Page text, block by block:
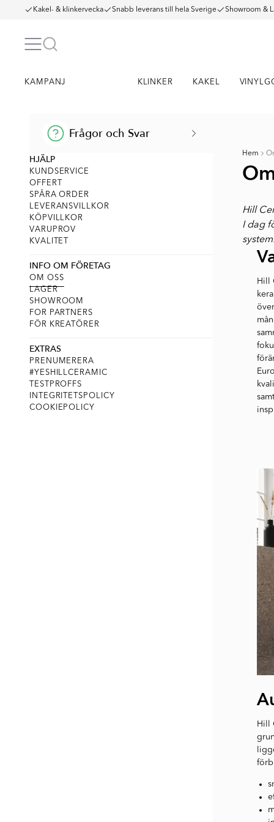
Kakel- & klinkervecka Snabb leverans till hela Sverige Showroom &
KAMPANJ KLINKER KAKEL
Frågor och Svar
HJÄLP
KUNDSERVICE
OFFERT
SPÅRA ORDER
LEVERANSVILLKOR
KÖPVILLKOR
VARUPROV
KVALITET
INFO OM FÖRETAG
OM OSS
LAGER
SHOWROOM
FOR PARTNERS
FÖR KREATÖRER
EXTRAS
PRENUMERERA
#YESHILLCERAMIC
TESTPROFFS
INTEGRITETSPOLICY
COOKIEPOLICY
Hem
Hill
I dag
Hill
Hill